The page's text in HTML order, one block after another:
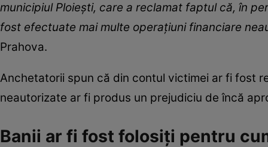
municipiul Ploiești, care a reclamat faptul că, în
fost efectuate mai multe operațiuni financiare
Prahova.
Anchetatorii spun că din contul victimei ar fi fost
neautorizate ar fi produs un prejudiciu de încă
Banii ar fi fost folosiți pentru